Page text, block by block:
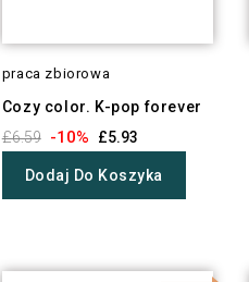
praca zbiorowa
Cozy color. K-pop forever
£6.59 -10% £5.93
Dodaj Do Koszyka